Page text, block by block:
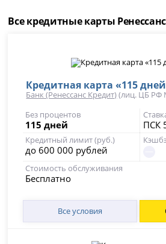
Все кредитные карты
Кредитная карта «115
Банк (Ренессанс Кредит)(лиц. ЦБ РФ
Без процентов
115 дней ПСК
Кредитный лимит (руб.)
до 600 000 рублей
Стоимость обслуживания
Бесплатно
Все условия